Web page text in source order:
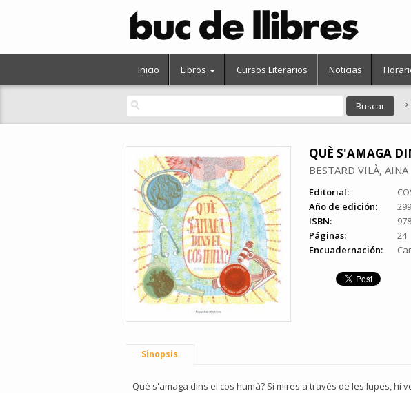
Inicio Libros Cursos Literarios Noticias
QUÈ S'AMAGA
BESTARD VILÀ, AINA
Editorial:
Año de edición:
ISBN:
Páginas:
24
Encuadernación:
Sinopsis
Què s'amaga dins el cos humà? Si mires a través de les lupes,